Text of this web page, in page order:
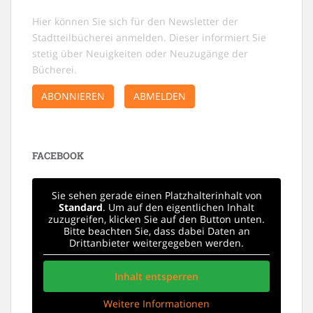
Hier können Sie sich für den Newsletter der
Stadtteilbücherei anmelden. Dieser informiert Sie
stetig über Neuigkeiten oder Neuzugänge der
Bücherei.
ABONNIEREN
ABMELDEN
FACEBOOK
Sie sehen gerade einen Platzhalterinhalt von
Standard. Um auf den eigentlichen Inhalt
zuzugreifen, klicken Sie auf den Button unten.
Bitte beachten Sie, dass dabei Daten an
Drittanbieter weitergegeben werden.
Inhalt entsperren
Weitere Informationen